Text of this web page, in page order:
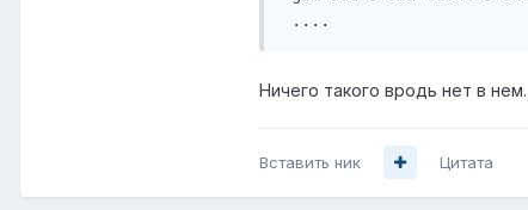
....
Ничего такого вродь нет в
Вставить ник Цитата